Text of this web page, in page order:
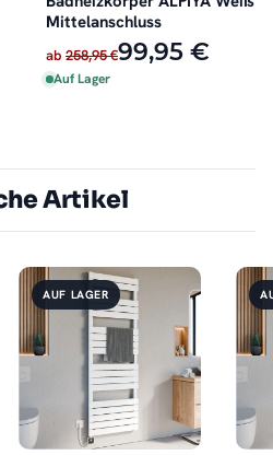
Mittelanschluss
ab 258,95 €99,95 €
Auf Lager
Artikel
AUF LAGER